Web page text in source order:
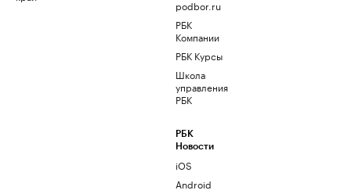
podbor.ru
РБК
Компании
РБК Курсы
Школа
управления
РБК
РБК
Новости
iOS
Android